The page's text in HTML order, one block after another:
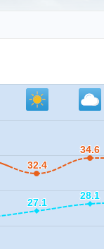
32.4
32.4
34.6
34.6
27.1
27.1
28.1
28.1